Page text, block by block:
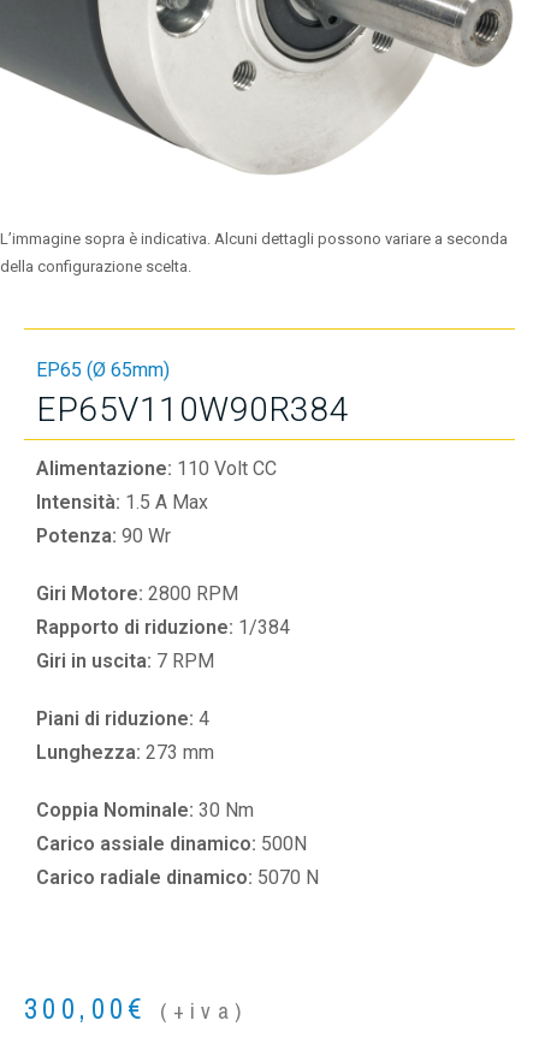
L’immagine sopra è indicativa. Alcuni dettagli possono variare a seconda
della configurazione scelta.
EP65 (Ø 65mm)
EP65V110W90R384
Alimentazione: 110 Volt CC
Intensità: 1.5 A Max
Potenza: 90 Wr
Giri Motore: 2800 RPM
Rapporto di riduzione: 1/384
Giri in uscita: 7 RPM
Piani di riduzione: 4
Lunghezza: 273 mm
Coppia Nominale: 30 Nm
Carico assiale dinamico: 500N
Carico radiale dinamico: 5070 N
300,00€ (+iva)